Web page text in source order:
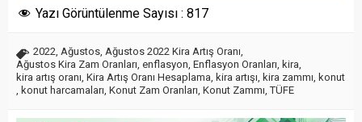
Yazı Görüntülenme Sayısı : 817
2022, Ağustos, Ağustos 2022 Kira Artış Oranı,
Ağustos Kira Zam Oranları, enflasyon, Enflasyon Oranları, kira,
kira artış oranı, Kira Artış Oranı Hesaplama, kira artışı, kira zammı, konut
, konut harcamaları, Konut Zam Oranları, Konut Zammı,TÜFE